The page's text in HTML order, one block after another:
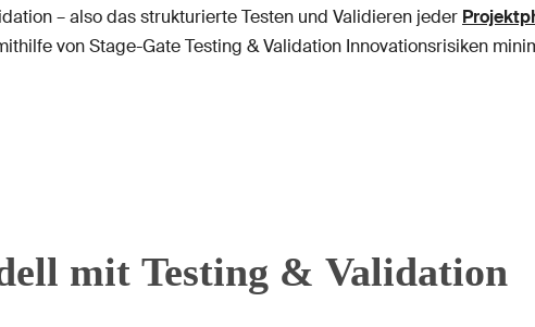
– also das strukturierte Testen und Validieren jeder
von Stage-Gate Testing & Validation Innovationsrisiken